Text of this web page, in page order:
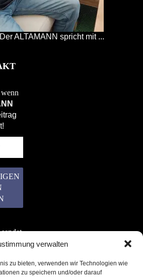
verwalten
zu bieten, verwenden wir Technologien wie
zu speichern und/oder darauf
ALTAMANN spricht mit ...
gibt
in